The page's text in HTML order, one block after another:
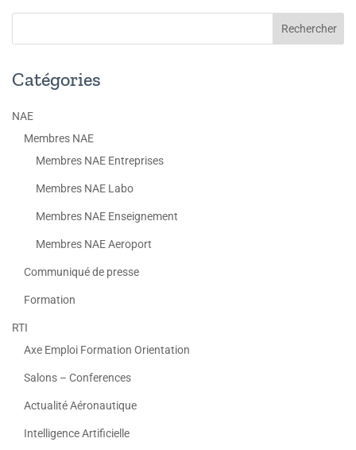
Catégories
NAE
Membres NAE
Membres NAE Entreprises
Membres NAE Labo
Membres NAE Enseignement
Membres NAE Aeroport
Communiqué de presse
Formation
RTI
Axe Emploi Formation Orientation
Salons – Conferences
Actualité Aéronautique
Intelligence Artificielle